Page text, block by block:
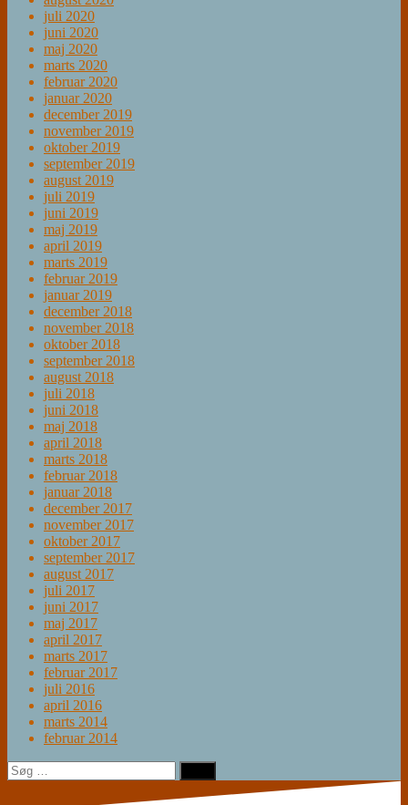
juli 2020
juni 2020
maj 2020
marts 2020
februar 2020
januar 2020
december 2019
november 2019
oktober 2019
september 2019
august 2019
juli 2019
juni 2019
maj 2019
april 2019
marts 2019
februar 2019
januar 2019
december 2018
november 2018
oktober 2018
september 2018
august 2018
juli 2018
juni 2018
maj 2018
april 2018
marts 2018
februar 2018
januar 2018
december 2017
november 2017
oktober 2017
september 2017
august 2017
juli 2017
juni 2017
maj 2017
april 2017
marts 2017
februar 2017
juli 2016
april 2016
marts 2014
februar 2014
Søg
efter: